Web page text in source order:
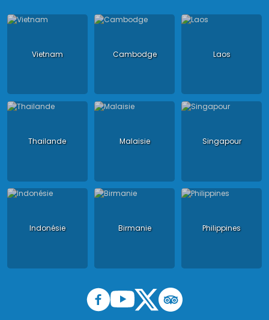
Vietnam Cambodge Laos
Thailande Malaisie Singapour
Indonésie Birmanie Philippines